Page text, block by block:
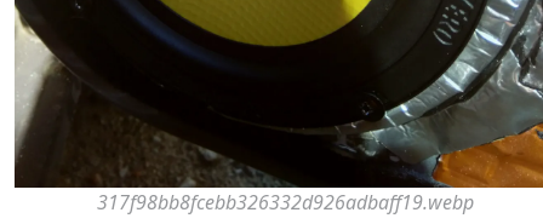
317f98bb8fcebb326332d926adbaff19.webp